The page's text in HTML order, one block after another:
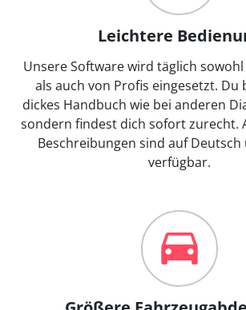
Leichtere
Unsere Software wird täglich
als auch von Profis eingesetzt. Du
dickes Handbuch wie bei anderen
sondern findest dich sofort zurecht.
Beschreibungen sind auf Deutsch
verfügbar.